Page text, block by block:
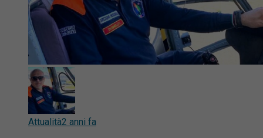
Attualità2 anni fa